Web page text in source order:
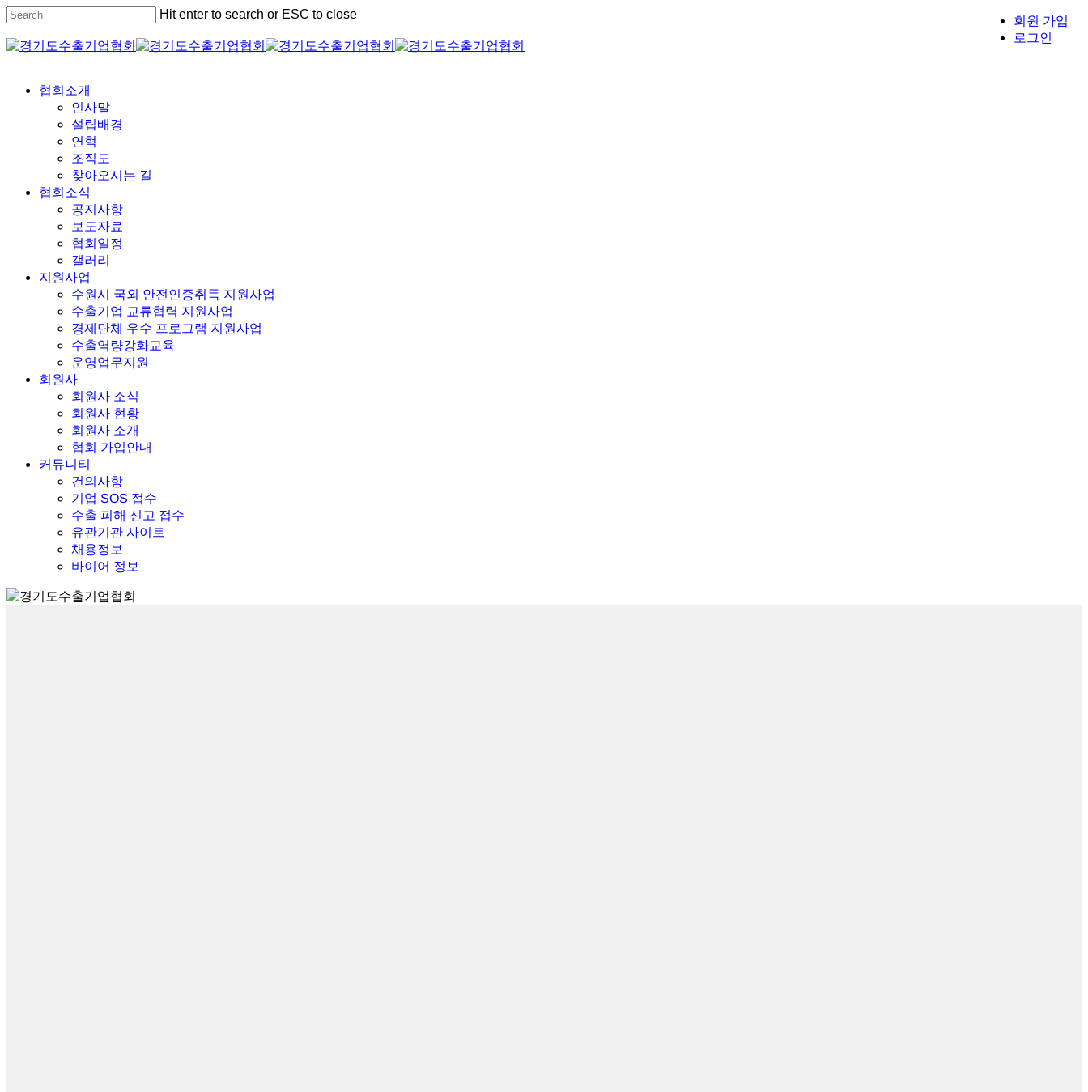
Skip
to
main
content
Hit enter to search or ESC to close
Search
협회소개
인사말
설립배경
연혁
조직도
찾아오시는 길
협회소식
공지사항
보도자료
협회일정
갤러리
지원사업
수원시 국외 안전인증취득 지원사업
수출기업 교류협력 지원사업
경제단체 우수 프로그램 지원사업
수출역량강화교육
운영업무지원
회원사
회원사 소식
회원사 현황
회원사 소개
협회 가입안내
커뮤니티
건의사항
기업 SOS 접수
수출 피해 신고 접수
유관기관 사이트
채용정보
바이어 정보
회원 가입
로그인